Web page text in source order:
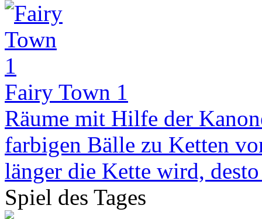
Fairy Town 1
Räume mit Hilfe der
farbigen Bälle zu Ketten
länger die Kette wird,
Spiel des Tages